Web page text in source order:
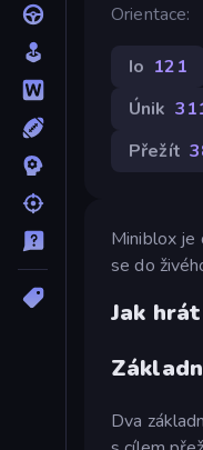
Orientace
Io 121
Únik
Přežít
Miniblox je
se do
Jak hrát
Dva